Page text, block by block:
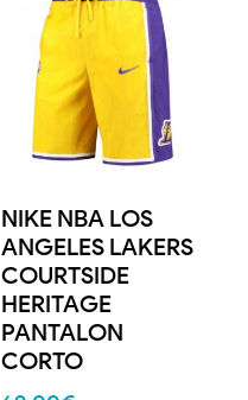
NIKE NBA LOS
ANGELES LAKERS
COURTSIDE
HERITAGE
PANTALON
CORTO